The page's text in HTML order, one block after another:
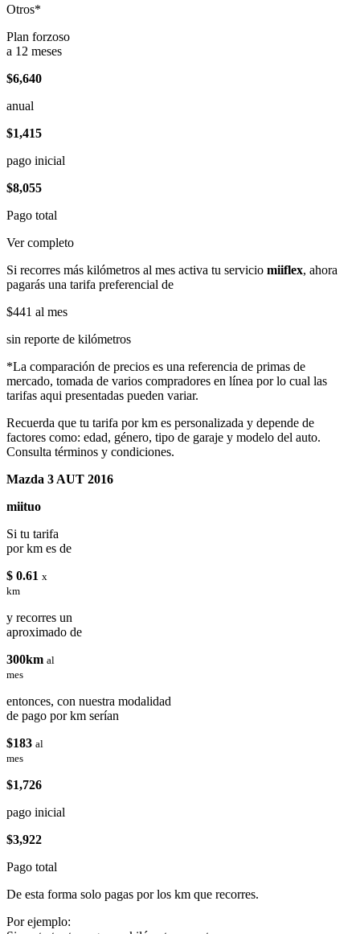
Otros*
Plan forzoso
a 12 meses
$6,640
anual
$1,415
pago inicial
$8,055
Pago total
Ver completo
Si recorres más kilómetros al mes activa tu servicio miiflex, ahora
pagarás una tarifa preferencial de
$441 al mes
sin reporte de kilómetros
*La comparación de precios es una referencia de primas de
mercado, tomada de varios compradores en línea por lo cual las
tarifas aqui presentadas pueden variar.
Recuerda que tu tarifa por km es personalizada y depende de
factores como: edad, género, tipo de garaje y modelo del auto.
Consulta términos y condiciones.
Mazda 3 AUT 2016
miituo
Si tu tarifa
por km es de
$ 0.61 x
km
y recorres un
aproximado de
300km al
mes
entonces, con nuestra modalidad
de pago por km serían
$183 al
mes
$1,726
pago inicial
$3,922
Pago total
De esta forma solo pagas por los km que recorres.
Por ejemplo: